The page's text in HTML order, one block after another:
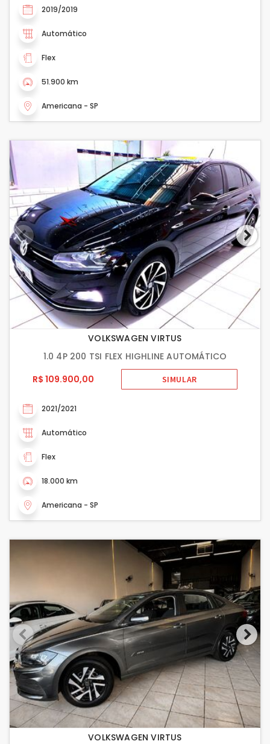
2019/2019
Automático
Flex
51.900 km
Americana - SP
VOLKSWAGEN VIRTUS
1.0 4P 200 TSI FLEX HIGHLINE AUTOMÁTICO
R$ 109.900,00
SIMULAR
2021/2021
Automático
Flex
18.000 km
Americana - SP
VOLKSWAGEN VIRTUS